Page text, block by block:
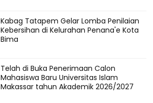
Kabag Tatapem Gelar Lomba Penilaian
Kebersihan di Kelurahan Penana'e Kota
Bima
Telah di Buka Penerimaan Calon
Mahasiswa Baru Universitas Islam
Makassar tahun Akademik 2026/2027